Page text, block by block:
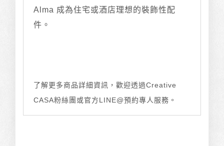
Alma 成為住宅或酒店理想的裝飾性配
件。
了解更多商品詳細資訊，歡迎透過Creative
CASA粉絲團或官方LINE@預約專人服務。